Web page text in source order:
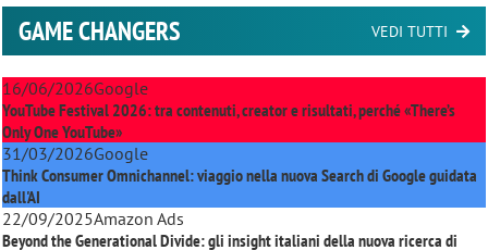
GAME CHANGERS VEDI TUTTI
16/06/2026Google
YouTube Festival 2026: tra contenuti, creator e risultati, perché «There’s
Only One YouTube»
31/03/2026Google
Think Consumer Omnichannel: viaggio nella nuova Search di Google guidata
dall'AI
22/09/2025Amazon Ads
Beyond the Generational Divide: gli insight italiani della nuova ricerca di